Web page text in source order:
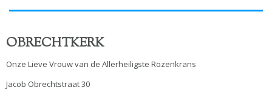
OBRECHTKERK
Onze Lieve Vrouw van de Allerheiligste Rozenkrans
Jacob Obrechtstraat 30